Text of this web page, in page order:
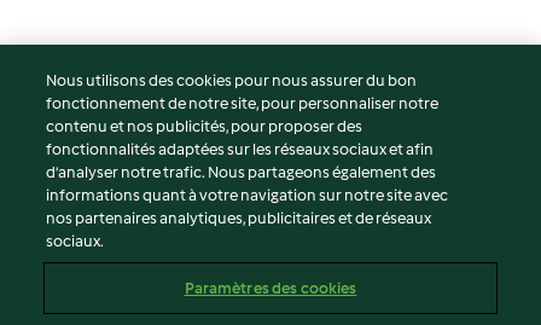
© Copyright 2026
Conditions d'utilisation
Politique de confidentialité
Non-responsabilité
Mentions légales
Contenu du rapport
Nous utilisons des cookies pour nous assurer du bon
fonctionnement de notre site, pour personnaliser notre
contenu et nos publicités, pour proposer des
fonctionnalités adaptées sur les réseaux sociaux et afin
d’analyser notre trafic. Nous partageons également des
informations quant à votre navigation sur notre site avec
nos partenaires analytiques, publicitaires et de réseaux
sociaux.
Paramètres des cookies